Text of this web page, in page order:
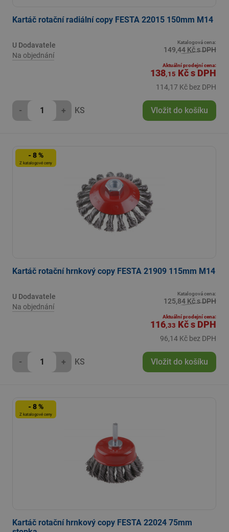
Kartáč rotační radiální copy FESTA 22015 150mm M14
U Dodavatele
Na objednání
Katalogová cena:
149,44 Kč s DPH
Aktuální prodejní cena:
138,15 Kčs DPH
114,17 Kč bez DPH
- + KS Vložit do košíku
- 8 %
Z katalogové ceny
Kartáč rotační hrnkový copy FESTA 21909 115mm M14
U Dodavatele
Na objednání
Katalogová cena:
125,84 Kč s DPH
Aktuální prodejní cena:
116,33 Kčs DPH
96,14 Kč bez DPH
- + KS Vložit do košíku
- 8 %
Z katalogové ceny
Kartáč rotační hrnkový copy FESTA 22024 75mm